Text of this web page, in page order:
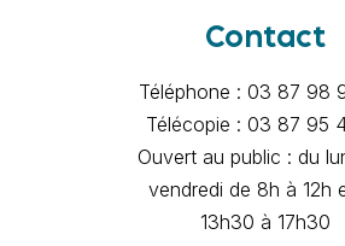
Contact
Téléphone : 03 87 98
Télécopie : 03 87 95
Ouvert au public : du
vendredi de 8h à 12h
13h30 à 17h30